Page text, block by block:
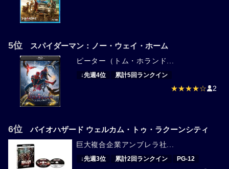
5位 スパイダーマン：ノー・ウェイ・ホーム
ピーター（トム・ホランド...
↓先週4位 累計5回ランクイン
★★★★☆ 2
6位 バイオハザード ウェルカム・トゥ・ラクーンシティ
巨大複合企業アンブレラ社...
↓先週3位 累計2回ランクイン PG-12